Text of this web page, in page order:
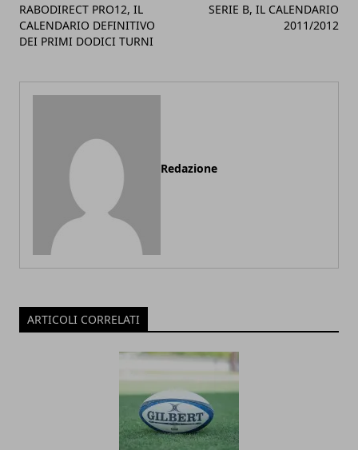
RABODIRECT PRO12, IL
CALENDARIO DEFINITIVO
DEI PRIMI DODICI TURNI
SERIE B, IL CALENDARIO
2011/2012
Redazione
ARTICOLI CORRELATI